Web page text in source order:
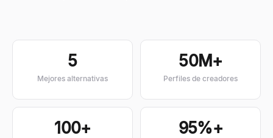
5
Mejores alternativas
50M+
Perfiles de creadores
100+ 95%+